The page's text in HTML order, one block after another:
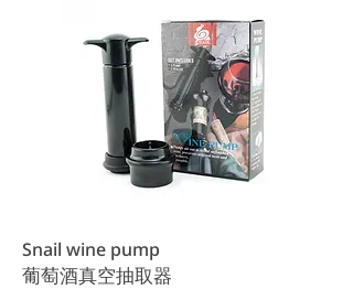
Snail wine pump
葡萄酒真空抽取器